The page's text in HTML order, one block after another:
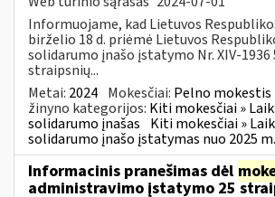
Informuojame, kad Lietuvos
birželio 18 d. priėmė Lietuvos
solidarumo įnašo įstatymo Nr. XIV-1936
straipsnių...
Metai: 2024 Mokesčiai: Pelno mokestis
žinyno kategorijos: Kiti mokesčiai »
solidarumo įnašas Kiti mokesčiai »
solidarumo įnašo įstatymas nuo 2025 m.
Informacinis pranešimas dėl
administravimo įstatymo 25